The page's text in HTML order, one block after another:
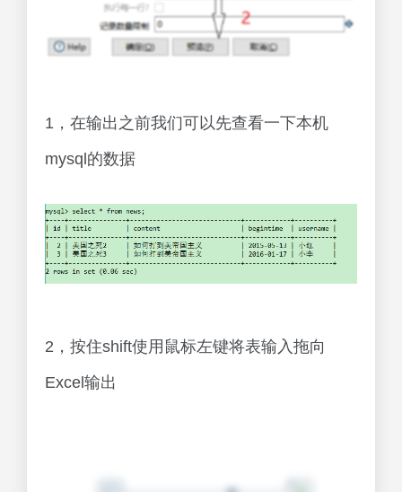
1，在输出之前我们可以先查看一下本机
mysql的数据
2，按住shift使用鼠标左键将表输入拖向
Excel输出